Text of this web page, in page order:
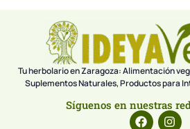
Tu herbolario en Zaragoza: Alimentación
Suplementos Naturales, Productos para
Síguenos en nuestras